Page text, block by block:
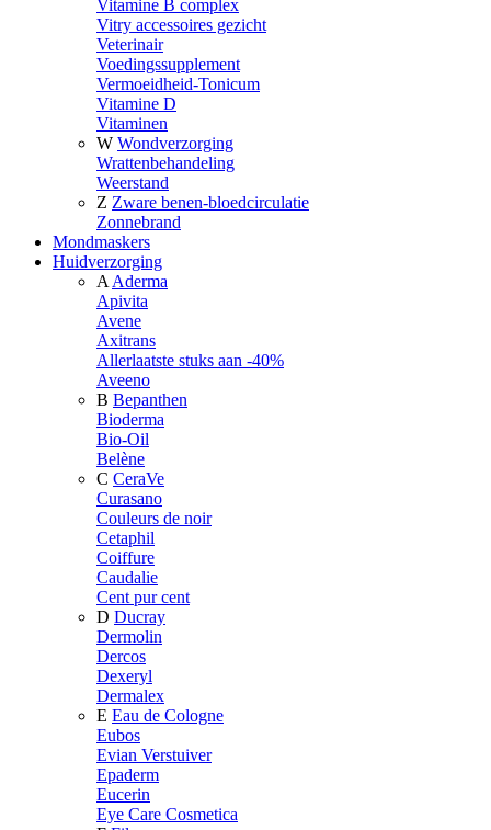
Vitamine B complex
Vitry accessoires gezicht
Veterinair
Voedingssupplement
Vermoeidheid-Tonicum
Vitamine D
Vitaminen
W Wondverzorging
Wrattenbehandeling
Weerstand
Z Zware benen-bloedcirculatie
Zonnebrand
Mondmaskers
Huidverzorging
A Aderma
Apivita
Avene
Axitrans
Allerlaatste stuks aan -40%
Aveeno
B Bepanthen
Bioderma
Bio-Oil
Belène
C CeraVe
Curasano
Couleurs de noir
Cetaphil
Coiffure
Caudalie
Cent pur cent
D Ducray
Dermolin
Dercos
Dexeryl
Dermalex
E Eau de Cologne
Eubos
Evian Verstuiver
Epaderm
Eucerin
Eye Care Cosmetica